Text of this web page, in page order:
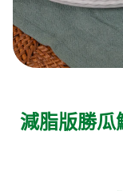
減脂版勝瓜